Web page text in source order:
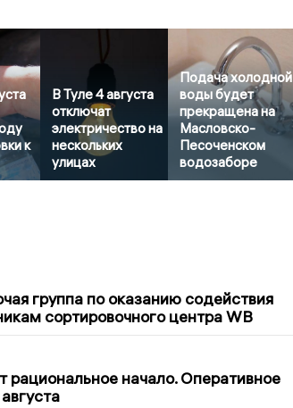
к
В Туле 4 августа
отключат
электричество на
нескольких
улицах
Подача холодной
воды будет
прекращена на
Масловско-
Песоченском
водозаборе
группа по оказанию содействия
сортировочного центра WB
рациональное начало. Оперативное